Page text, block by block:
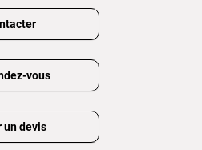
vous
un devis